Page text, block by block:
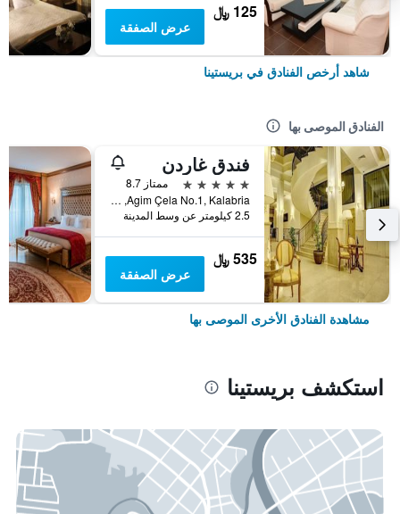
125 ﷼
عرض الصفقة
شاهد أرخص الفنادق في بريستينا
الفنادق الموصى بها
فندق غاردن
5 نجوم
ممتاز 8.7
Agim Çela No.1, Kalabria, بريستينا, كوسوفو
2.5 كيلومتر عن وسط المدينة
535 ﷼
عرض الصفقة
مشاهدة الفنادق الأخرى الموصى بها
استكشف بريستينا